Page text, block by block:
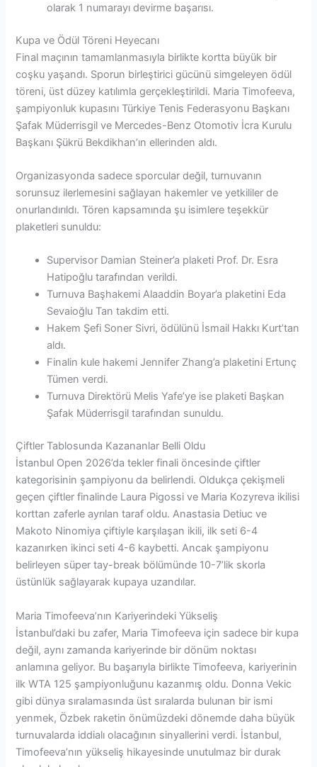
olarak 1 numarayı devirme başarısı.
Kupa ve Ödül Töreni Heyecanı
Final maçının tamamlanmasıyla birlikte kortta büyük bir
coşku yaşandı. Sporun birleştirici gücünü simgeleyen ödül
töreni, üst düzey katılımla gerçekleştirildi. Maria Timofeeva,
şampiyonluk kupasını Türkiye Tenis Federasyonu Başkanı
Şafak Müderrisgil ve Mercedes-Benz Otomotiv İcra Kurulu
Başkanı Şükrü Bekdikhan’ın ellerinden aldı.
Organizasyonda sadece sporcular değil, turnuvanın
sorunsuz ilerlemesini sağlayan hakemler ve yetkililer de
onurlandırıldı. Tören kapsamında şu isimlere teşekkür
plaketleri sunuldu:
Supervisor Damian Steiner’a plaketi Prof. Dr. Esra
Hatipoğlu tarafından verildi.
Turnuva Başhakemi Alaaddin Boyar’a plaketini Eda
Sevaioğlu Tan takdim etti.
Hakem Şefi Soner Sivri, ödülünü İsmail Hakkı Kurt’tan
aldı.
Finalin kule hakemi Jennifer Zhang’a plaketini Ertunç
Tümen verdi.
Turnuva Direktörü Melis Yafe’ye ise plaketi Başkan
Şafak Müderrisgil tarafından sunuldu.
Çiftler Tablosunda Kazananlar Belli Oldu
İstanbul Open 2026’da tekler finali öncesinde çiftler
kategorisinin şampiyonu da belirlendi. Oldukça çekişmeli
geçen çiftler finalinde Laura Pigossi ve Maria Kozyreva ikilisi
korttan zaferle ayrılan taraf oldu. Anastasia Detiuc ve
Makoto Ninomiya çiftiyle karşılaşan ikili, ilk seti 6-4
kazanırken ikinci seti 4-6 kaybetti. Ancak şampiyonu
belirleyen süper tay-break bölümünde 10-7’lik skorla
üstünlük sağlayarak kupaya uzandılar.
Maria Timofeeva’nın Kariyerindeki Yükseliş
İstanbul’daki bu zafer, Maria Timofeeva için sadece bir kupa
değil, aynı zamanda kariyerinde bir dönüm noktası
anlamına geliyor. Bu başarıyla birlikte Timofeeva, kariyerinin
ilk WTA 125 şampiyonluğunu kazanmış oldu. Donna Vekic
gibi dünya sıralamasında üst sıralarda bulunan bir ismi
yenmek, Özbek raketin önümüzdeki dönemde daha büyük
turnuvalarda iddialı olacağının sinyallerini verdi. İstanbul,
Timofeeva’nın yükseliş hikayesinde unutulmaz bir durak